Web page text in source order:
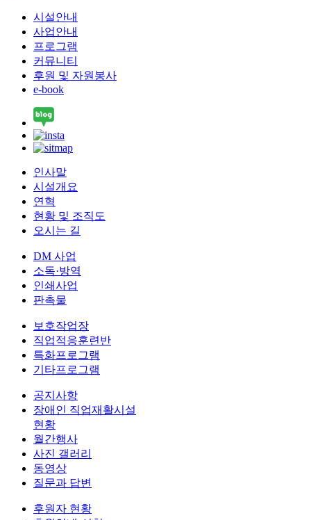
시설안내
사업안내
프로그램
커뮤니티
후원 및 자원봉사
e-book
인사말
시설개요
연혁
현황 및 조직도
오시는 길
DM 사업
소독·방역
인쇄사업
판촉물
보호작업장
직업적응훈련반
특화프로그램
기타프로그램
공지사항
장애인 직업재활시설
현황
월간행사
사진 갤러리
동영상
질문과 답변
후원자 현황